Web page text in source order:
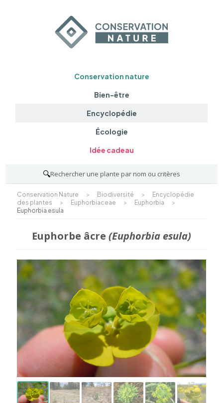
Conservation nature
Bien-être
Encyclopédie
Écologie
Idée cadeau
🔍Rechercher une plante par nom ou critères
Conservation Nature > Biodiversité >
Encyclopédie
des plantes
> Euphorbiaceae > Euphorbia
>
Euphorbia esula
Euphorbe âcre (Euphorbia esula)